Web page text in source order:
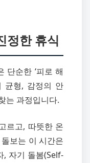
정한 휴식
단순한 ‘피로 해
균형, 감정의 안
는 과정입니다.
르고, 따뜻한 온
돌보는 이 시간은
, 자기 돌봄(Self-